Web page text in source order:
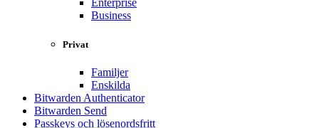
Business
Privat
Familjer
Enskilda
Bitwarden Authenticator
Bitwarden Send
Passkeys och lösenordsfritt